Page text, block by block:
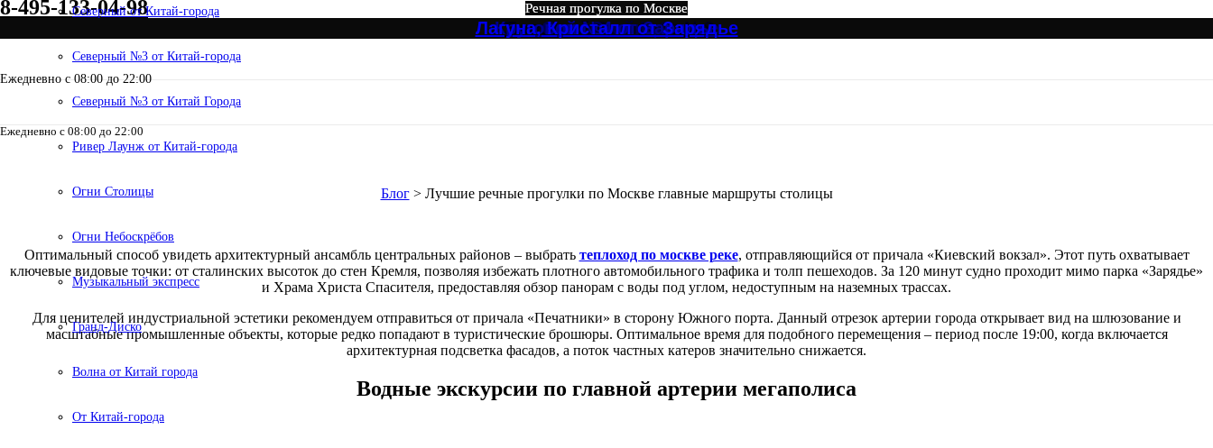
8-495-133-04-98
Ежедневно с 08:00 до 22:00
Северный от Китай-города
Северный №3 от Китай-города
Северный №3 от Китай Города
Ривер Лаунж от Китай-города
Огни Столицы
Огни Небоскрёбов
Музыкальный экспресс
Гранд-Диско
Волна от Китай города
От Китай-города
Ежедневно с 08:00 до 22:00
8-495-133-04-98
Блог> Лучшие речные прогулки по Москве главные маршруты столицы
Оптимальный способ увидеть архитектурный ансамбль центральных районов – выбрать теплоход по москве реке, отправляющийся от причала «Киевский вокзал». Этот путь охватывает
ключевые видовые точки: от сталинских высоток до стен Кремля, позволяя избежать плотного автомобильного трафика и толп пешеходов. За 120 минут судно проходит мимо парка «Зарядье»
и Храма Христа Спасителя, предоставляя обзор панорам с воды под углом, недоступным на наземных трассах.
Для ценителей индустриальной эстетики рекомендуем отправиться от причала «Печатники» в сторону Южного порта. Данный отрезок артерии города открывает вид на шлюзование и
масштабные промышленные объекты, которые редко попадают в туристические брошюры. Оптимальное время для подобного перемещения – период после 19:00, когда включается
архитектурная подсветка фасадов, а поток частных катеров значительно снижается.
Водные экскурсии по главной артерии мегаполиса
Речная прогулка по Москве
Большое путешествие
Речная прогулка по Москве
Северный Экспресс №3
Речная прогулка по Москве
Северный №3
Речная прогулка по Москве
Огни Столицы
Речная прогулка по Москве
Круговой №4 от Зарядье
Речная прогулка по Москве
Лагуна, Кристалл от Зарядье